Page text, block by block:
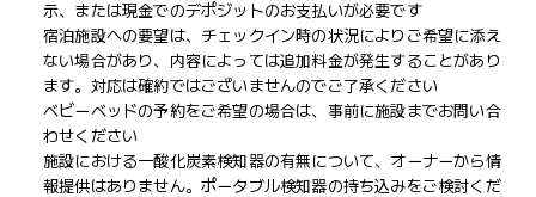
示、または現金でのデポジットのお支払いが必要です
宿泊施設への要望は、チェックイン時の状況によりご希望に添え
ない場合があり、内容によっては追加料金が発生することがあり
ます。対応は確約ではございませんのでご了承ください
ベビーベッドの予約をご希望の場合は、事前に施設までお問い合
わせください
施設における一酸化炭素検知器の有無について、オーナーから情
報提供はありません。ポータブル検知器の持ち込みをご検討くだ